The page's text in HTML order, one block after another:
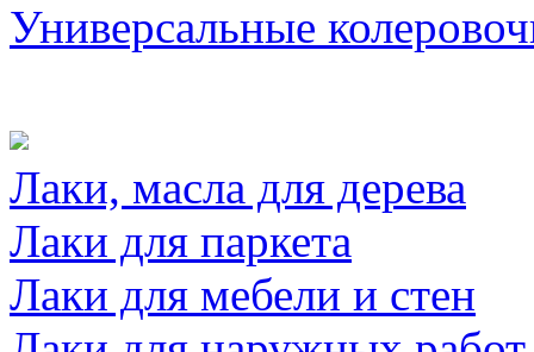
Универсальные
Лаки, масла для дерева
Лаки для паркета
Лаки для мебели и стен